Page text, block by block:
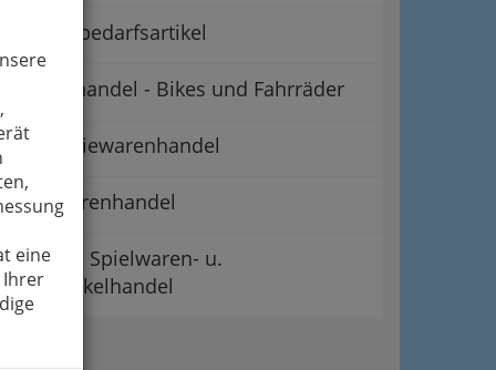
eine
Ihrer
Raucherbedarfsartikel
Fahrradhandel - Bikes und Fahrräder
Galanteriewarenhandel
Lederwarenhandel
Leder- u. Spielwaren- u.
Sportartikelhandel